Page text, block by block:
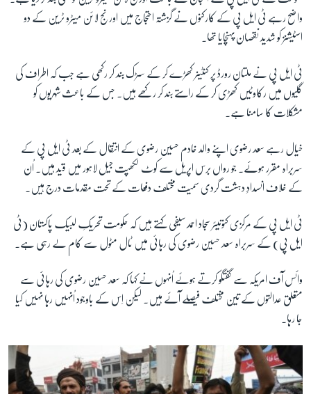
زبان
واضح رہے ٹی ایل پی کے کارکنوں نے گزشتہ احتجاج میں اورنج لائن میٹرو ٹرین کے دو
اسٹیشنز کو شدید نقصان پہنچایا تھا۔
ٹی ایل پی نے ملتان رورڈ پر کنٹینر کھڑے کر کے سڑک بند کر رکھی ہے جب کہ اطراف کی
گلیوں میں رکاوٹیں کھڑی کر کے راستے بند کر رکھے ہیں۔ جس کے باعث شہریوں کو
مشکلات کا سامنا ہے۔
خیال رہے سعد رضوی اپنے والد خادم حسین رضوی کے انتقال کے بعد ٹی ایل پی کے
سربراہ مقرر ہوئے۔ جو رواں برس اپریل سے کوٹ لکھپت جیل لاہور میں قید ہیں۔ اُن
کے خلاف انسدادِ دہشت گردی سمیت مختلف دفعات کے تحت مقدمات درج ہیں۔
ٹی ایل پی کے مرکزی کنونیئر سجاد احمد سیفی کہتے ہیں کہ حکومت تحریکِ لبیک پاکستان (ٹی
ایل پی) کے سربراہ سعد حسین رضوی کی رہائی میں ٹال مٹول سے کام لے رہی ہے۔
وائس آف امریکہ سے گفتگو کرتے ہوئے اُنہوں نے کہا کہ سعد حسین رضوی کی رہائی سے
متعلق عدالتوں کے تین مختلف فیصلے آئے ہیں۔ لیکن اِس کے باوجود اُنہیں رہا نہیں کیا
جا رہا۔